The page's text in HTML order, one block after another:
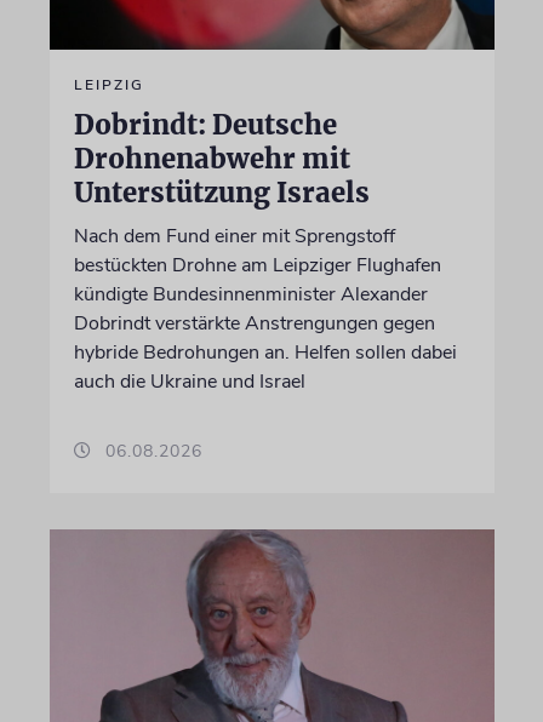
LEIPZIG
Dobrindt: Deutsche
Drohnenabwehr mit
Unterstützung Israels
Nach dem Fund einer mit Sprengstoff
bestückten Drohne am Leipziger Flughafen
kündigte Bundesinnenminister Alexander
Dobrindt verstärkte Anstrengungen gegen
hybride Bedrohungen an. Helfen sollen dabei
auch die Ukraine und Israel
06.08.2026